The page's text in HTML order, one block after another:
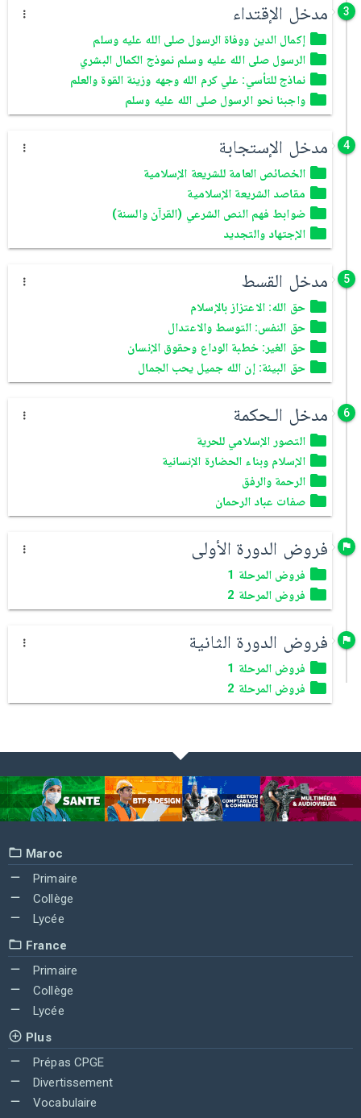
3 مدخل الإقتداء
إكمال الدين ووفاة الرسول صلى الله عليه وسلم
الرسول صلى الله عليه وسلم نموذج الكمال البشري
نماذج للتأسي: علي كرم الله وجهه وزينة القوة والعلم
واجبنا نحو الرسول صلى الله عليه وسلم
4 مدخل الإستجابة
الخصائص العامة للشريعة الإسلامية
مقاصد الشريعة الإسلامية
ضوابط فهم النص الشرعي (القرآن والسنة)
الإجتهاد والتجديد
5 مدخل القسط
حق الله: الاعتزاز بالإسلام
حق النفس: التوسط والاعتدال
حق الغير: خطبة الوداع وحقوق الإنسان
حق البيئة: إن الله جميل يحب الجمال
6 مدخل الـحكمة
التصور الإسلامي للحرية
الإسلام وبناء الحضارة الإنسانية
الرحمة والرفق
صفات عباد الرحمان
فروض الدورة الأولى
فروض المرحلة 1
فروض المرحلة 2
فروض الدورة الثانية
فروض المرحلة 1
فروض المرحلة 2
Maroc
Primaire
Collège
Lycée
France
Primaire
Collège
Lycée
Plus
Prépas CPGE
Divertissement
Vocabulaire